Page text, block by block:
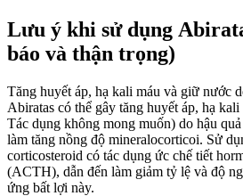
Lưu ý khi sử dụng
báo và thận trọng)
Tăng huyết áp, hạ kali máu và giữ nước
Abiratas có thể gây tăng huyết áp, hạ
Tác dụng không mong muốn) do hậu
làm tăng nồng độ mineralocorticoi. Sử
corticosteroid có tác dụng ức chế tiết
(ACTH), dẫn đến làm giảm tỷ lệ và độ
ứng bất lợi này.